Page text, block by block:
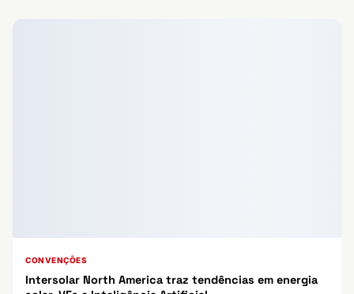
CONVENÇÕES
Intersolar North America traz tendências em energia